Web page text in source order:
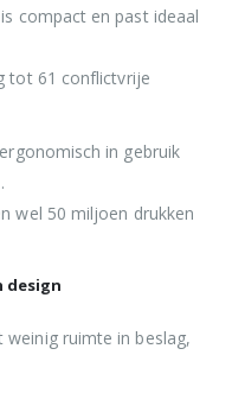
compact en past ideaal
tot 61 conflictvrije
in gebruik
wel 50 miljoen drukken
design
weinig ruimte in beslag,